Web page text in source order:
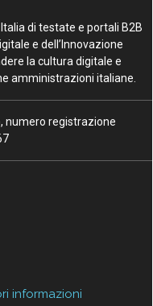
di testate e portali B2B
e dell’Innovazione
la cultura digitale e
amministrazioni italiane.
numero registrazione
informazioni